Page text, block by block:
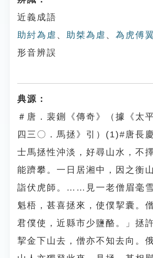
近義成語
助紂為虐 、 助桀為虐 、 為虎傅
形音辨誤
典源：
＃唐．裴鉶《傳奇》（據《太
四三〇．馬拯》引）(1)#唐長
士馬拯性沖淡，好尋山水，不
能躋攀。一日居湘中，因之衡
詣伏虎師。……見一老僧眉毫
魁梧，甚喜拯來，使僕挈囊。
君僕使，近縣市少鹽酪。」拯
挈金下山去，僧亦不知去向。